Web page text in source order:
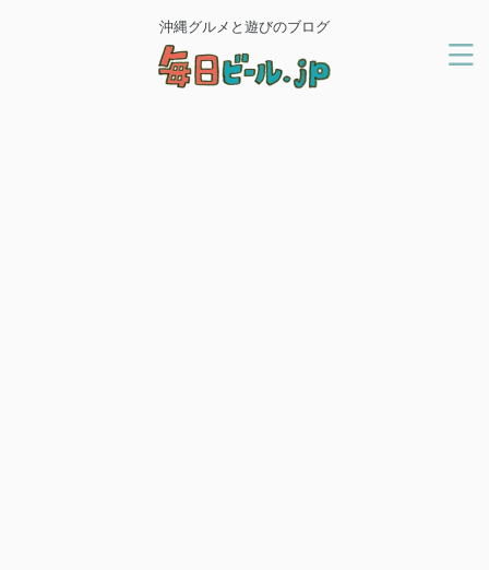
沖縄グルメと遊びのブログ